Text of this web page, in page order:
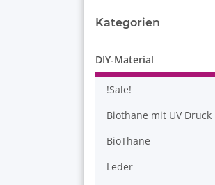
Kategorien
DIY-Material
!Sale!
Biothane mit UV Druck
BioThane
Leder